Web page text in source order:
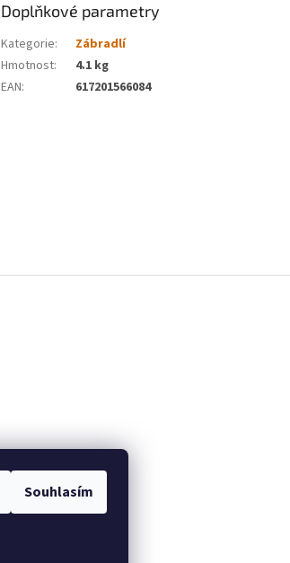
Souhlasím
Doplňkové parametry
Kategorie:
Zábradlí
Hmotnost:
4.1 kg
EAN: 617201566084